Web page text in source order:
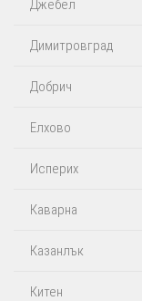
Джебел
Димитровград
Добрич
Елхово
Исперих
Каварна
Казанлък
Китен